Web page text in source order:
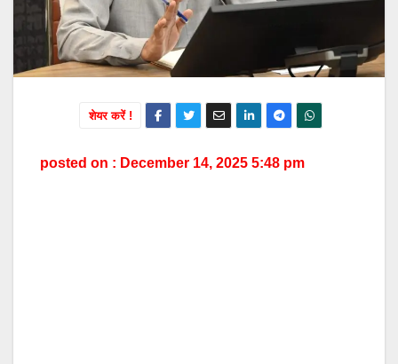
शेयर करें !
posted on : December 14, 2025 5:48 pm